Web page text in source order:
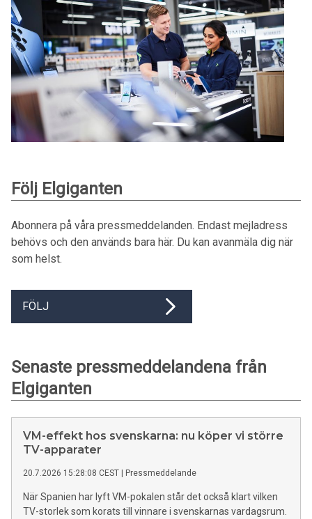
Följ Elgiganten
Abonnera på våra pressmeddelanden. Endast mejladress
behövs och den används bara här. Du kan avanmäla dig när
som helst.
FÖLJ
Senaste pressmeddelandena från
Elgiganten
VM-effekt hos svenskarna: nu köper vi större
TV-apparater
20.7.2026 15:28:08 CEST Pressmeddelande
När Spanien har lyft VM-pokalen står det också klart vilken
TV-storlek som korats till vinnare i svenskarnas vardagsrum.